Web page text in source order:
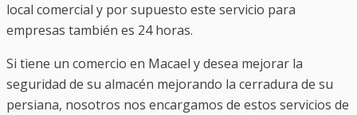
local comercial y por supuesto este servicio para
empresas también es 24 horas.
Si tiene un comercio en Macael y desea mejorar la
seguridad de su almacén mejorando la cerradura de su
persiana, nosotros nos encargamos de estos servicios de